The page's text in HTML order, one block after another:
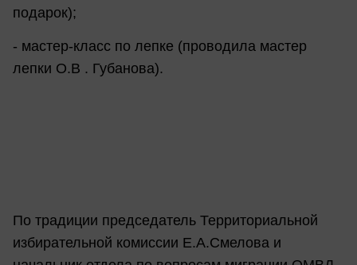
подарок);
- мастер-класс по лепке (проводила мастер
лепки О.В . Губанова).
По традиции председатель Территориальной
избирательной комиссии Е.А.Смелова и